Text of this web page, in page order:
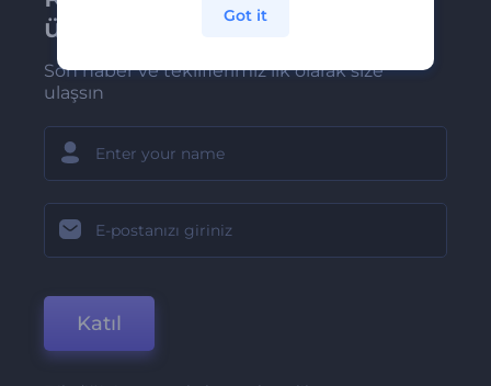
üye olun
Son haber ve tekliflerimiz ilk olarak size
ulaşsın
Katıl
Got it